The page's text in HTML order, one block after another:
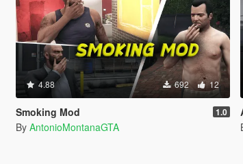
4.88 692 12
Smoking Mod 1.0
By AntonioMontanaGTA